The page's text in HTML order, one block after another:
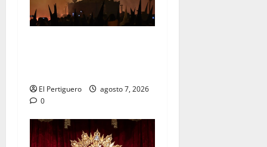
El Pertiguero
agosto 7, 2026
0